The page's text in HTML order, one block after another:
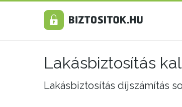
Lakásbiztosítás
Lakásbiztosítás díjszámítás